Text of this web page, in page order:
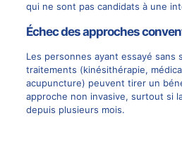
qui ne sont pas candidats à une
Échec des approches
Les personnes ayant essayé sans
traitements (kinésithérapie,
acupuncture) peuvent tirer un
approche non invasive, surtout si
depuis plusieurs mois.